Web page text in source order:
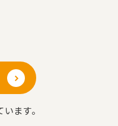
ます。